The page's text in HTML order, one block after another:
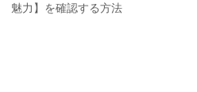
魅力】を確認する方法